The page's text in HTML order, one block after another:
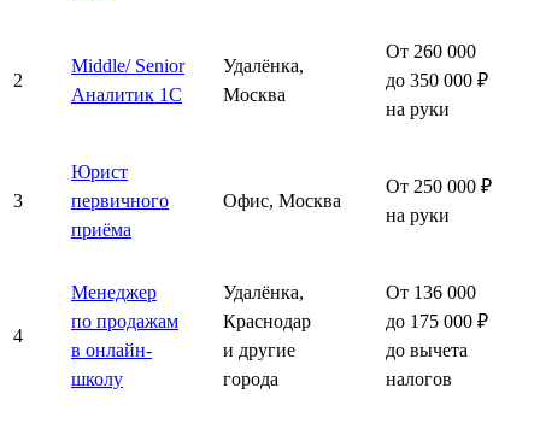
2
Middle/ Senior
Аналитик 1С
Удалёнка,
Москва
От 260 000
до 350 000 ₽
на руки
3
Юрист
первичного
приёма
Офис, Москва
От 250 000 ₽
на руки
4
Менеджер
по продажам
в онлайн-
школу
Удалёнка,
Краснодар
и другие
города
От 136 000
до 175 000 ₽
до вычета
налогов